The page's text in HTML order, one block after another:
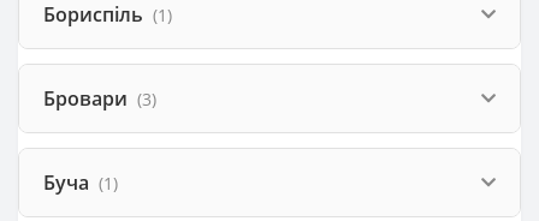
Бориспіль (1)
Бровари (3)
Буча (1)